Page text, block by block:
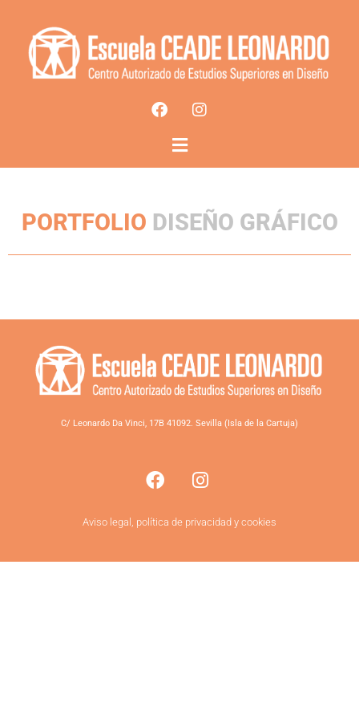
PORTFOLIO DISEÑO GRÁFICO
C/ Leonardo Da Vinci, 17B 41092. Sevilla (Isla de la Cartuja)
Aviso legal, política de privacidad y cookies